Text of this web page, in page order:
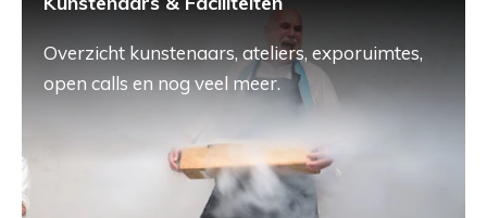
Overzicht kunstenaars, ateliers, exporuimtes,
open calls en nog veel meer.